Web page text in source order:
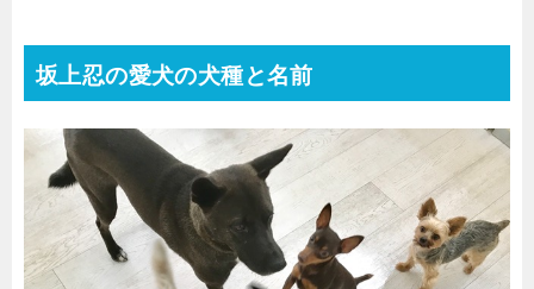
坂上忍の愛犬の犬種と名前